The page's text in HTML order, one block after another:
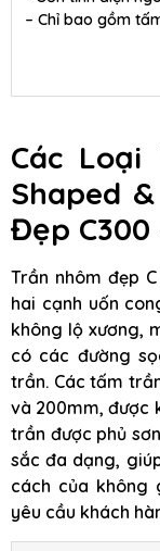
– Chỉ bao gồm
Các
Shaped
Đẹp C300
Trần nhôm đẹp
hai cạnh uốn
không lộ xương,
có các đường
trần. Các tấm
và 200mm, được
trần được phủ
sắc đa dạng,
cách của không
yêu cầu khách